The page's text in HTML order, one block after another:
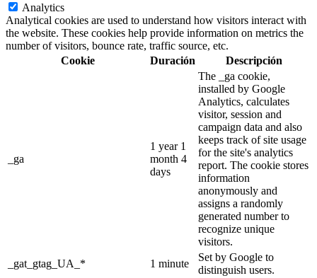
Analytics
Analytical cookies are used to understand how visitors interact with
the website. These cookies help provide information on metrics the
number of visitors, bounce rate, traffic source, etc.
Cookie
Duración Descripción
_ga
1 year 1
month 4
days
The _ga cookie,
installed by Google
Analytics, calculates
visitor, session and
campaign data and also
keeps track of site usage
for the site's analytics
report. The cookie stores
information
anonymously and
assigns a randomly
generated number to
recognize unique
visitors.
_gat_gtag_UA_*
1 minute
Set by Google to
distinguish users.